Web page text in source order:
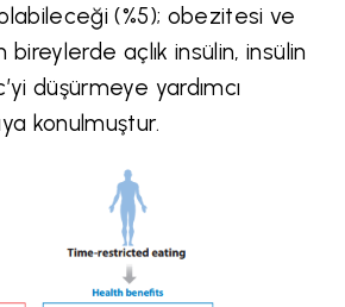
(%5); obezitesi ve
açlık insülin, insülin
düşürmeye yardımcı
konulmuştur.